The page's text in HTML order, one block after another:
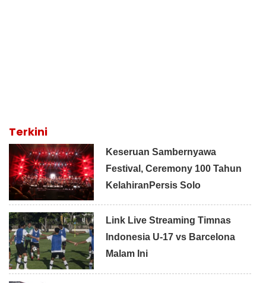
Terkini
Keseruan Sambernyawa
Festival, Ceremony 100 Tahun
KelahiranPersis Solo
Link Live Streaming Timnas
Indonesia U-17 vs Barcelona
Malam Ini